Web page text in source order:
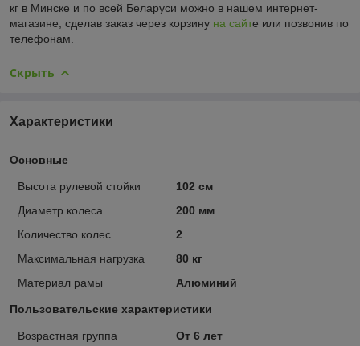
кг в Минске и по всей Беларуси можно в нашем интернет-
магазине, сделав заказ через корзину на сайте или позвонив по
телефонам.
Скрыть
Характеристики
Основные
Высота рулевой стойки
102 см
Диаметр колеса
200 мм
Количество колес
2
Максимальная нагрузка
80 кг
Материал рамы
Алюминий
Пользовательские характеристики
Возрастная группа
От 6 лет